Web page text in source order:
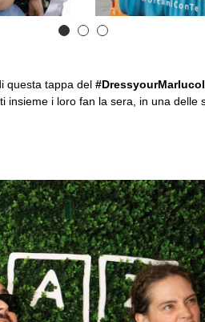
questa tappa del
insieme i loro fan la sera, in una delle